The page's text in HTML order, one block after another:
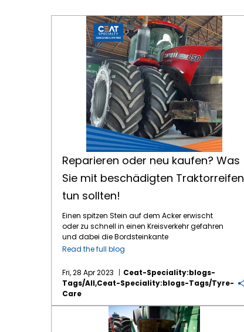
Reparieren oder neu kaufen? Was
Sie mit beschädigten Traktorreifen
tun sollten!
Einen spitzen Stein auf dem Acker erwischt
oder zu schnell in einen Kreisverkehr gefahren
und dabei die Bordsteinkante
mitgenommen. Zu einer Beschädigung am
Dabei spielt vor allem die
richtige Wartung
von Traktorreifeneine große Rolle, um
Beschädigungen schnellstmöglich zu
den Schaden, stellt sich nun die Frage ob
direkt ein neuer Reifen notwendig ist oder der
Read the full blog
Fri, 28 Apr 2023
Ceat-Speciality:blogs-
Tags/all,ceat-Speciality:blogs-Tags/tyre-
Care